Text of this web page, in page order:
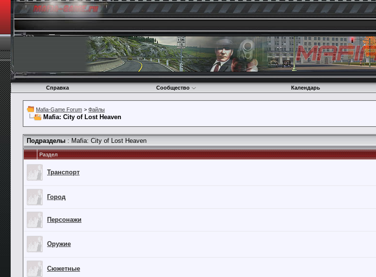
Справка Сообщество Календарь
Mafia-Game Forum > Файлы
Mafia: City of Lost Heaven
Подразделы : Mafia: City of Lost Heaven
Раздел
Транспорт
Город
Персонажи
Оружие
Сюжетные